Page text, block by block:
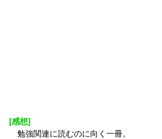
[感想]
勉強関連に読むのに向く一冊。